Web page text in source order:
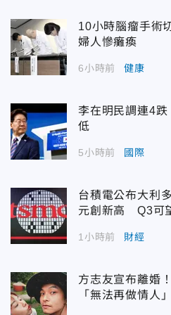
10小時腦瘤手術
婦人慘癱瘓
6小時前 健康
李在明民調連4
低
5小時前 國際
台積電公布大利
元創新高 Q3可
1小時前 財經
方志友宣布離婚
「無法再做情人」